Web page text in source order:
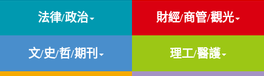
法律/政治 財經/商管/觀光
文/史/哲/期刊 理工/醫護